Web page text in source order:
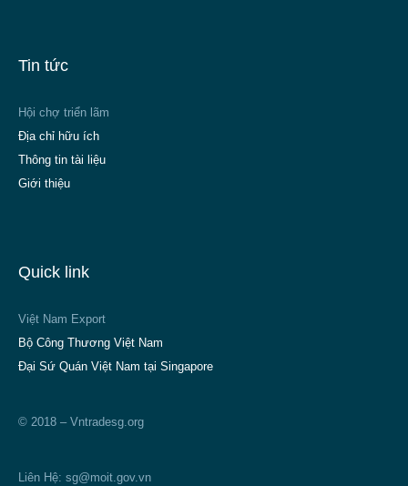
Tin tức
Hội chợ triển lãm
Địa chỉ hữu ích
Thông tin tài liệu
Giới thiệu
Quick link
Việt Nam Export
Bộ Công Thương Việt Nam
Đại Sứ Quán Việt Nam tại Singapore
© 2018 – Vntradesg.org
Liên Hệ: sg@moit.gov.vn